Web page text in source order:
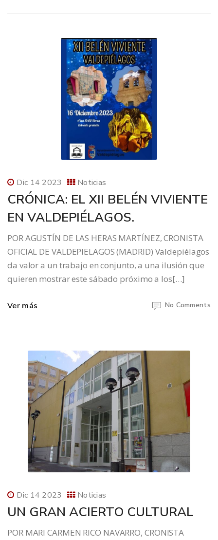
Dic 14 2023 Noticias
CRÓNICA: EL XII BELÉN VIVIENTE
EN VALDEPIÉLAGOS.
POR AGUSTÍN DE LAS HERAS MARTÍNEZ, CRONISTA
OFICIAL DE VALDEPIELAGOS (MADRID) Valdepiélagos
da valor a un trabajo en conjunto, a una ilusión que
quieren mostrar este sábado próximo a los[…]
Ver más No Comments
Dic 14 2023 Noticias
UN GRAN ACIERTO CULTURAL
POR MARI CARMEN RICO NAVARRO, CRONISTA